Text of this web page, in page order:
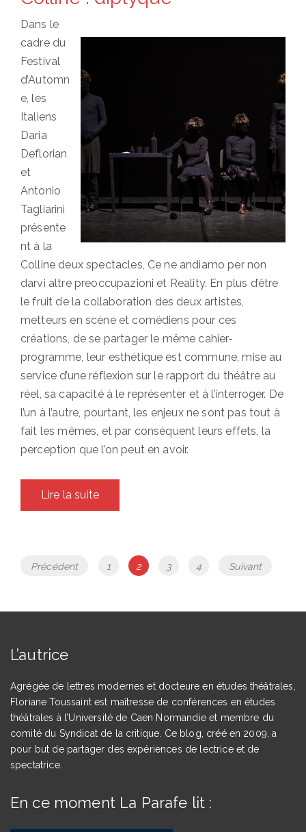
Dans le
cadre du
Festival
d’Automn
e, les
Italiens
Daria
Deflorian
et
Antonio
Tagliarini
présente
nt à la
Colline deux spectacles, Ce ne andiamo per non
darvi altre preoccupazioni et Reality. En plus d’être
le fruit de la collaboration des deux artistes,
metteurs en scène et comédiens pour ces
créations, de se partager le même cahier-
programme, leur esthétique est commune, mise au
service d’une réflexion sur le rapport du théâtre au
réel, sa capacité à le représenter et à l’interroger. De
l’un à l’autre, pourtant, les enjeux ne sont pas tout à
fait les mêmes, et par conséquent leurs effets, la
perception que l’on peut en avoir.
Lire la suite
Navigation
articles
Précédent Page
1 Page
2 Page
3 Page
4 Suivant
L’autrice
Agrégée de lettres modernes et docteure en études théâtrales,
Floriane Toussaint est maîtresse de conférences en études
théâtrales à l’Université de Caen Normandie et membre du
comité du Syndicat de la critique. Ce blog, créé en 2009, a
pour but de partager des expériences de lectrice et de
spectatrice.
En ce moment La Parafe lit :